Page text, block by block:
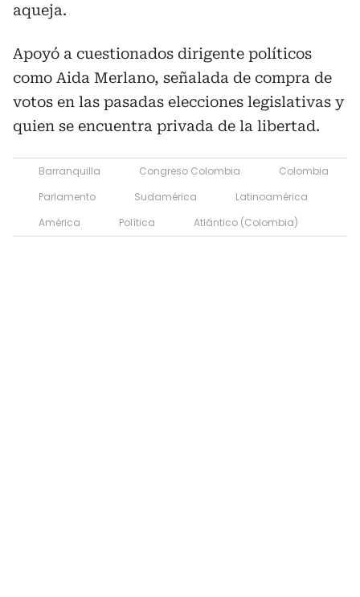
aqueja.
Apoyó a cuestionados dirigente políticos
como Aida Merlano, señalada de compra de
votos en las pasadas elecciones legislativas y
quien se encuentra privada de la libertad.
Barranquilla Congreso Colombia
Colombia
Parlamento
Sudamérica
Latinoamérica
América
Política Atlántico (Colombia)